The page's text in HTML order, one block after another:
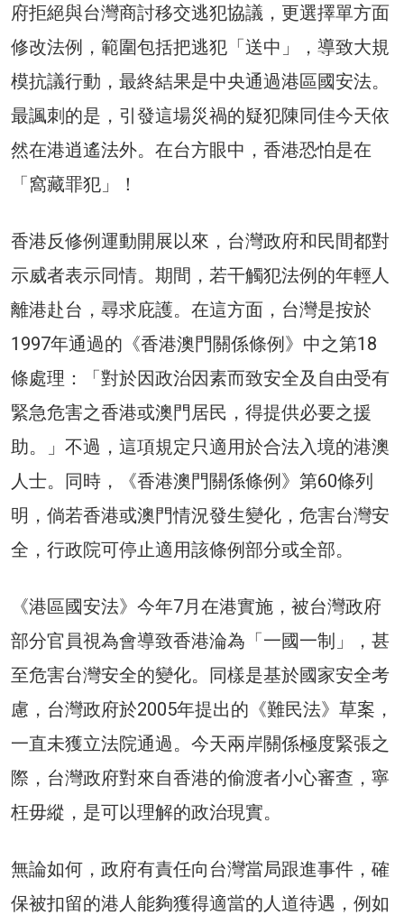
府拒絕與台灣商討移交逃犯協議，更選擇單方面
修改法例，範圍包括把逃犯「送中」，導致大規
模抗議行動，最終結果是中央通過港區國安法。
最諷刺的是，引發這場災禍的疑犯陳同佳今天依
然在港逍遙法外。在台方眼中，香港恐怕是在
「窩藏罪犯」！
香港反修例運動開展以來，台灣政府和民間都對
示威者表示同情。期間，若干觸犯法例的年輕人
離港赴台，尋求庇護。在這方面，台灣是按於
1997年通過的《香港澳門關係條例》中之第18
條處理：「對於因政治因素而致安全及自由受有
緊急危害之香港或澳門居民，得提供必要之援
助。」不過，這項規定只適用於合法入境的港澳
人士。同時，《香港澳門關係條例》第60條列
明，倘若香港或澳門情況發生變化，危害台灣安
全，行政院可停止適用該條例部分或全部。
《港區國安法》今年7月在港實施，被台灣政府
部分官員視為會導致香港淪為「一國一制」，甚
至危害台灣安全的變化。同樣是基於國家安全考
慮，台灣政府於2005年提出的《難民法》草案，
一直未獲立法院通過。今天兩岸關係極度緊張之
際，台灣政府對來自香港的偷渡者小心審查，寧
枉毋縱，是可以理解的政治現實。
無論如何，政府有責任向台灣當局跟進事件，確
保被扣留的港人能夠獲得適當的人道待遇，例如